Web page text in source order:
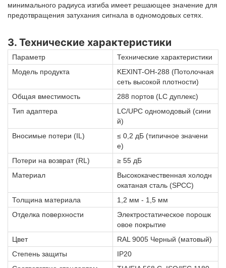
минимального радиуса изгиба имеет решающее значение для
предотвращения затухания сигнала в одномодовых сетях.
3. Технические характеристики
Параметр
Технические характеристики
Модель продукта
KEXINT-OH-288 (Потолочная
сеть высокой плотности)
Общая вместимость
288 портов (LC дуплекс)
Тип адаптера
LC/UPC одномодовый (сини
й)
Вносимые потери (IL)
≤ 0,2 дБ (типичное значени
е)
Потери на возврат (RL)
≥ 55 дБ
Материал
Высококачественная холодн
окатаная сталь (SPCC)
Толщина материала
1,2 мм - 1,5 мм
Отделка поверхности
Электростатическое порошк
овое покрытие
Цвет
RAL 9005 Черный (матовый)
Степень защиты
IP20